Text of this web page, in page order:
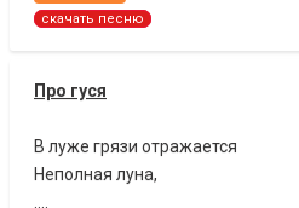
скачать песню
Про гуся
В луже грязи отражается
Неполная луна,